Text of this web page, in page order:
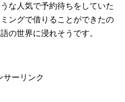
な人気で予約待ちをしていた
ングで借りることができたの
の世界に浸れそうです。
サーリンク